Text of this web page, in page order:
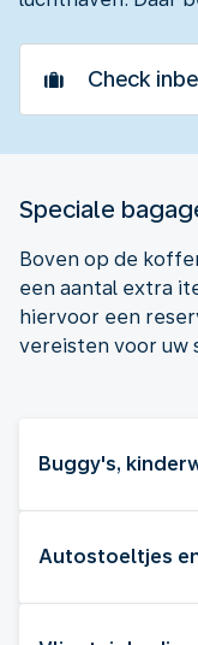
Check
Speciale
Boven op de
een aantal extra
hiervoor een
vereisten voor uw
Buggy's,
Autostoeltjes en